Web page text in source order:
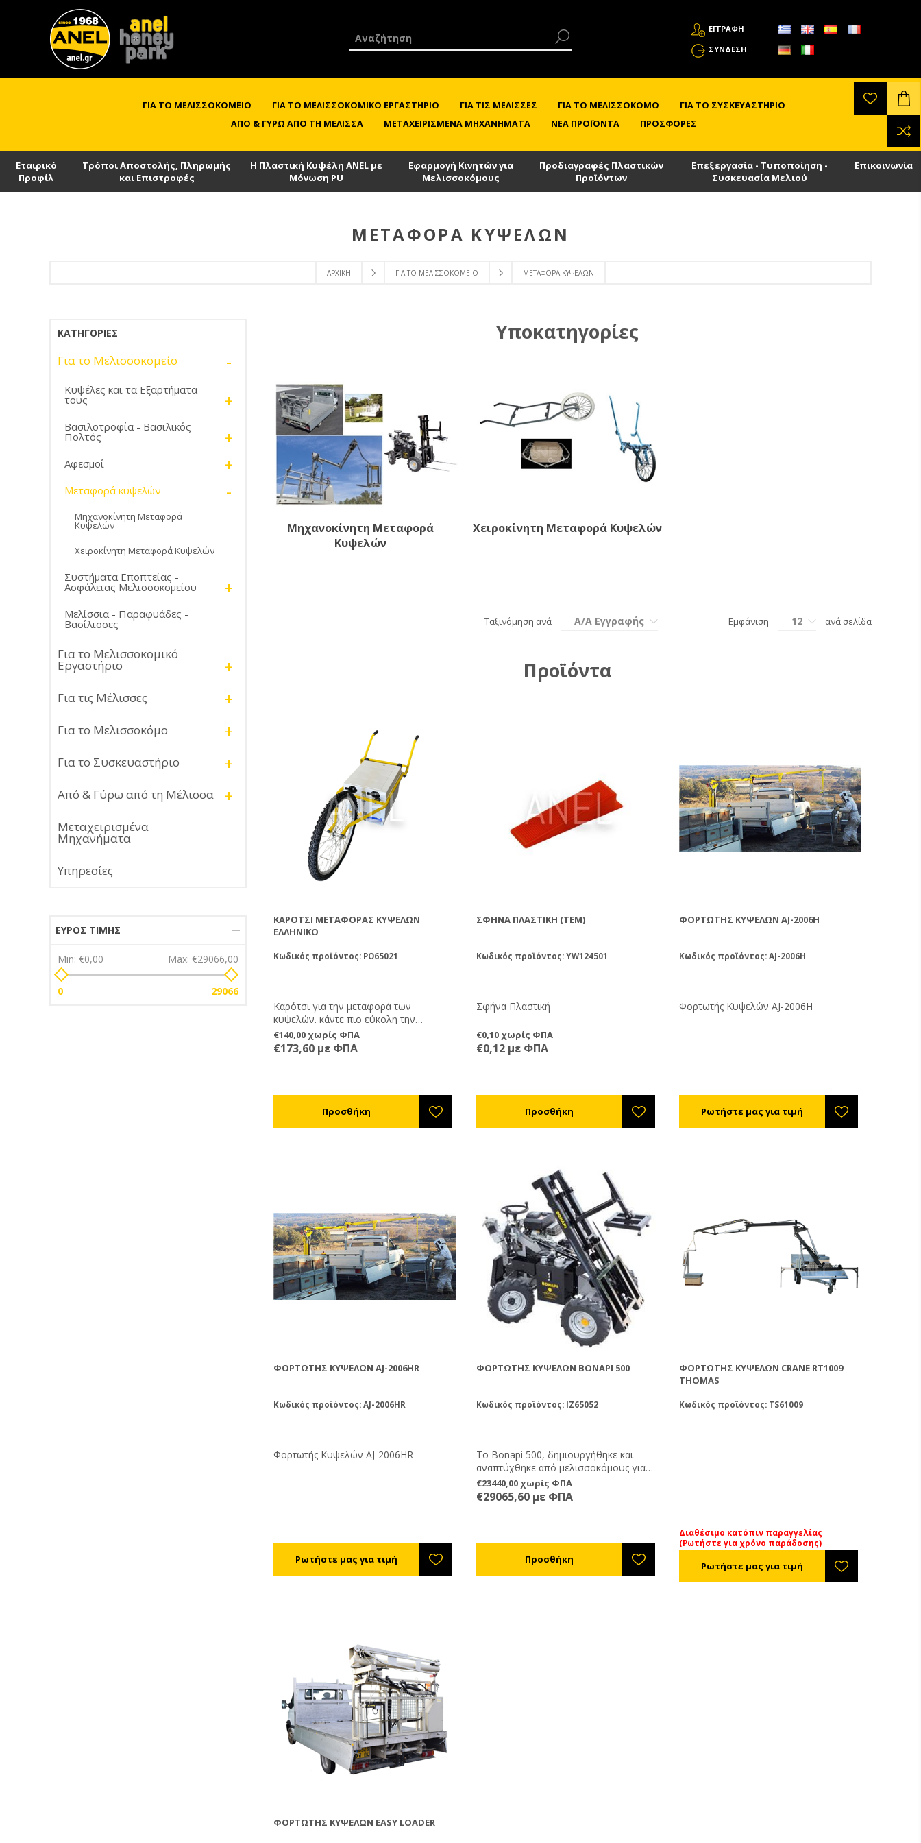
ΕΓΓΡΑΦΗ
ΣΎΝΔΕΣΗ
ΓΙΑ ΤΟ ΜΕΛΙΣΣΟΚΟΜΕΊΟ ΓΙΑ ΤΟ ΜΕΛΙΣΣΟΚΟΜΙΚΌ ΕΡΓΑΣΤΉΡΙΟ ΓΙΑ ΤΙΣ ΜΈΛΙΣΣΕΣ ΓΙΑ ΤΟ ΜΕΛΙΣΣΟΚΌΜΟ
ΓΙΑ ΤΟ ΣΥΣΚΕΥΑΣΤΉΡΙΟ
ΑΠΌ & ΓΎΡΩ ΑΠΌ ΤΗ ΜΈΛΙΣΣΑ
ΜΕΤΑΧΕΙΡΙΣΜΈΝΑ ΜΗΧΑΝΉΜΑΤΑ ΝΈΑ ΠΡΟΪΌΝΤΑ ΠΡΟΣΦΟΡΈΣ
Εταιρικό
Προφίλ
Τρόποι Αποστολής, Πληρωμής
και Επιστροφές
Η Πλαστική Κυψέλη ANEL με
Μόνωση PU
Εφαρμογή Κινητών για
Μελισσοκόμους
Προδιαγραφές Πλαστικών
Προϊόντων
Επεξεργασία - Τυποποίηση -
Συσκευασία Μελιού
Επικοινωνία
ΑΡΧΙΚΉ ΓΙΑ ΤΟ ΜΕΛΙΣΣΟΚΟΜΕΊΟ ΜΕΤΑΦΟΡΆ ΚΥΨΕΛΏΝ
ΜΕΤΑΦΟΡΆ ΚΥΨΕΛΏΝ
Υποκατηγορίες
Μηχανοκίνητη Μεταφορά
Κυψελών
Χειροκίνητη Μεταφορά Κυψελών
Ταξινόμηση ανά Α/Α Εγγραφής Εμφάνιση 12 ανά σελίδα
Προϊόντα
ΚΑΡΌΤΣΙ ΜΕΤΑΦΟΡΆΣ ΚΥΨΕΛΏΝ
ΕΛΛΗΝΙΚΌ
Κωδικός προϊόντος: PO65021
Καρότσι για την μεταφορά των
κυψελών. κάντε πιο εύκολη την
μεταφορά κυψελών σας χωρίς βάρος.
€140,00 χωρίς ΦΠΑ
€173,60 με ΦΠΑ
ΣΦΉΝΑ ΠΛΑΣΤΙΚΉ (ΤΕΜ)
Κωδικός προϊόντος: YW124501
Σφήνα Πλαστική
€0,10 χωρίς ΦΠΑ
€0,12 με ΦΠΑ
ΦΟΡΤΩΤΉΣ ΚΥΨΕΛΏΝ AJ-2006H
Κωδικός προϊόντος: AJ-2006H
Φορτωτής Κυψελών AJ-2006H
ΦΟΡΤΩΤΉΣ ΚΥΨΕΛΏΝ AJ-2006HR
Κωδικός προϊόντος: AJ-2006HR
Φορτωτής Κυψελών AJ-2006HR
ΦΟΡΤΩΤΉΣ ΚΥΨΕΛΏΝ BONAPI 500
Κωδικός προϊόντος: IZ65052
Το Bonapi 500, δημιουργήθηκε και
αναπτύχθηκε από μελισσοκόμους για
μελισσοκόμους. Αξιόπιστο, ευέλικτο και
εύκολο στην οδήγηση, το Bonapi 500
έχει σχεδιαστεί για να μεταφέρει και να
Pick-Up. Εύχρηστο και πολύ σταθερό,
μπορεί να χρησιμοποιηθεί στις
€23440,00 χωρίς ΦΠΑ
€29065,60 με ΦΠΑ
ΦΟΡΤΩΤΉΣ ΚΥΨΕΛΏΝ CRANE RT1009
THOMAS
Κωδικός προϊόντος: TS61009
Διαθέσιμο κατόπιν παραγγελίας
(Ρωτήστε για χρόνο παράδοσης)
ΦΟΡΤΩΤΉΣ ΚΥΨΕΛΏΝ EASY LOADER
ΚΑΤΗΓΟΡΊΕΣ
Για το Μελισσοκομείο -
Κυψέλες και τα Εξαρτήματα
τους +
Βασιλοτροφία - Βασιλικός
Πολτός +
Αφεσμοί +
Μεταφορά κυψελών -
Μηχανοκίνητη Μεταφορά
Κυψελών
Χειροκίνητη Μεταφορά Κυψελών
Συστήματα Εποπτείας -
Ασφάλειας Μελισσοκομείου +
Μελίσσια - Παραφυάδες -
Βασίλισσες
Για το Μελισσοκομικό
Εργαστήριο +
Για τις Μέλισσες +
Για το Μελισσοκόμο +
Για το Συσκευαστήριο +
Από & Γύρω από τη Μέλισσα +
Μεταχειρισμένα
Μηχανήματα
Υπηρεσίες
ΕΎΡΟΣ ΤΙΜΉΣ
Min: €0,00 Max: €29066,00
0 29066